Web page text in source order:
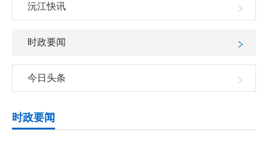
沅江快讯
时政要闻
今日头条
时政要闻